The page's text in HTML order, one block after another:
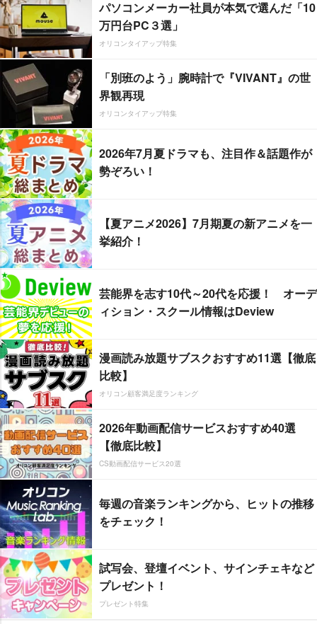
パソコンメーカー社員が本気で選んだ「10
万円台PC３選」
オリコンタイアップ特集
「別班のよう」腕時計で『VIVANT』の世
界観再現
オリコンタイアップ特集
2026年7月夏ドラマも、注目作＆話題作が
勢ぞろい！
【夏アニメ2026】7月期夏の新アニメを一
挙紹介！
芸能界を志す10代～20代を応援！ オーデ
ィション・スクール情報はDeview
漫画読み放題サブスクおすすめ11選【徹底
比較】
オリコン顧客満足度ランキング
2026年動画配信サービスおすすめ40選
【徹底比較】
CS動画配信サービス20選
毎週の音楽ランキングから、ヒットの推移
をチェック！
試写会、登壇イベント、サインチェキなど
プレゼント！
プレゼント特集